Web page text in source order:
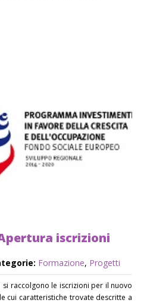
Apertura iscrizioni
Formazione, Progetti
si raccolgono le iscrizioni per il nuovo
le cui caratteristiche trovate descritte a